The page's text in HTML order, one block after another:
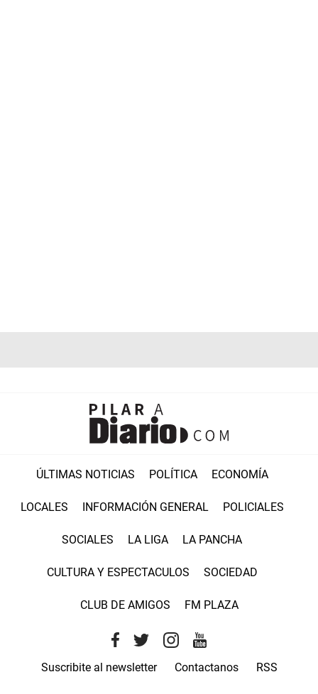
ÚLTIMAS NOTICIAS POLÍTICA ECONOMÍA
LOCALES INFORMACIÓN GENERAL POLICIALES
SOCIALES LA LIGA LA PANCHA
CULTURA Y ESPECTACULOS SOCIEDAD
CLUB DE AMIGOS FM PLAZA
Suscribite al newsletter Contactanos RSS